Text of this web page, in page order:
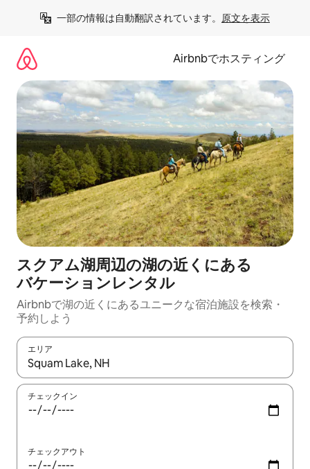
一部の情報は自動翻訳されています。 原文を表示
Airbnbでホスティング
スクアム湖周辺の湖⁠の近⁠く⁠にあ⁠る
バ⁠ケ⁠ー⁠シ⁠ョ⁠ンレ⁠ン⁠タ⁠ル
Airbnbで湖の近くにあるユニークな宿泊施設を検索・
予約しよう
エリア
検索結果が表示されたら、上下の矢印キーを使って移動するか
チェックイン
チェックアウト